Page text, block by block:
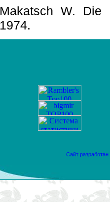
Makatsch W. Die
1974.
Сайт